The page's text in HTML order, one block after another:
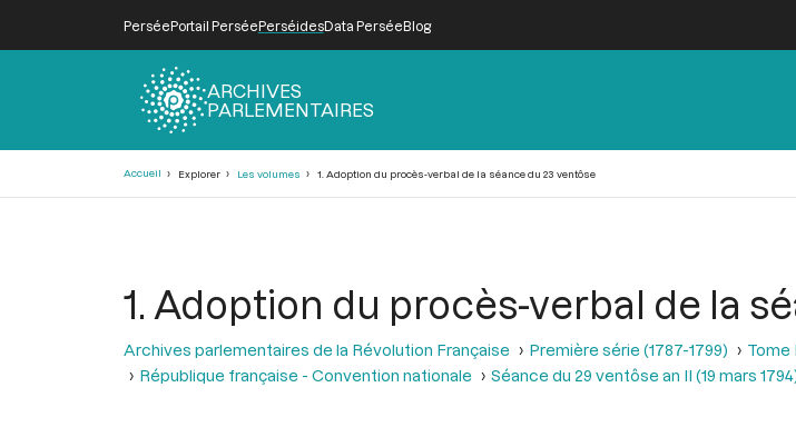
PerséePortail PerséePerséidesData PerséeBlog
ARCHIVES
PARLEMENTAIRES
Accueil Explorer Les volumes 1. Adoption du procès-verbal de la séance du 23 ventôse
1. Adoption du procès-verbal de la
Archives parlementaires de la Révolution Française Première série (1787-1799)
Tome
République française - Convention nationale
Séance du 29 ventôse an II (19 mars